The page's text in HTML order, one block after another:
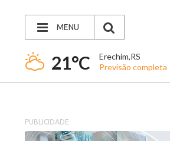
MENU
21°C
Erechim,RS
Previsão completa
PUBLICIDADE